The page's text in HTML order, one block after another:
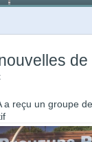
a reçu un groupe